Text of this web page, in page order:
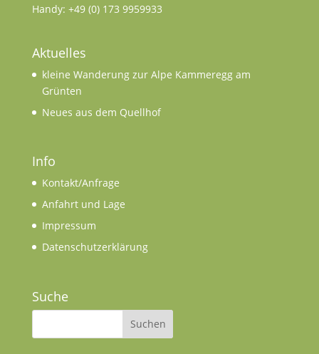
Handy: +49 (0) 173 9959933
Aktuelles
kleine Wanderung zur Alpe Kammeregg am
Grünten
Neues aus dem Quellhof
Info
Kontakt/Anfrage
Anfahrt und Lage
Impressum
Datenschutzerklärung
Suche